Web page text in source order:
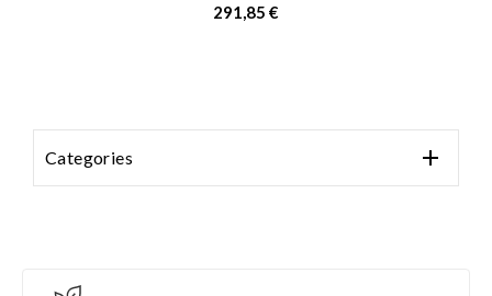
291,85 €
Categories 